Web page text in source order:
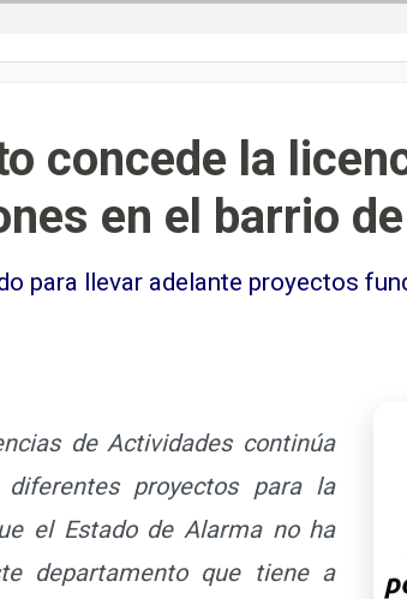
concede la
en el barrio
para llevar adelante proyectos
de Actividades continúa
proyectos para la
el Estado de Alarma no ha
departamento que tiene a